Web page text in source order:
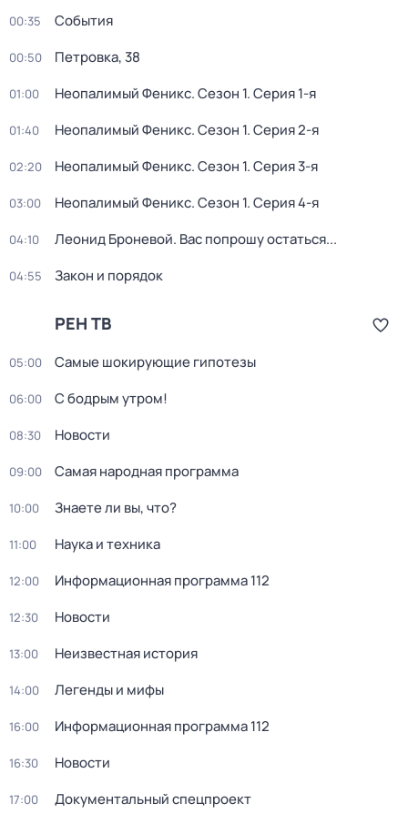
00:35 События
00:50 Петровка, 38
01:00 Неопалимый Феникс. Сезон 1. Серия 1-я
01:40 Неопалимый Феникс. Сезон 1. Серия 2-я
02:20 Неопалимый Феникс. Сезон 1. Серия 3-я
03:00 Неопалимый Феникс. Сезон 1. Серия 4-я
04:10 Леонид Броневой. Вас попрошу остаться...
04:55 Закон и порядок
РЕН ТВ
05:00 Самые шoкиpующие гипотезы
06:00 С бодрым утром!
08:30 Новости
09:00 Самая народная программа
10:00 Знаете ли вы, что?
11:00 Наука и техника
12:00 Информационная программа 112
12:30 Новости
13:00 Неизвестная история
14:00 Легенды и мифы
16:00 Информационная программа 112
16:30 Новости
17:00 Документальный спецпроект